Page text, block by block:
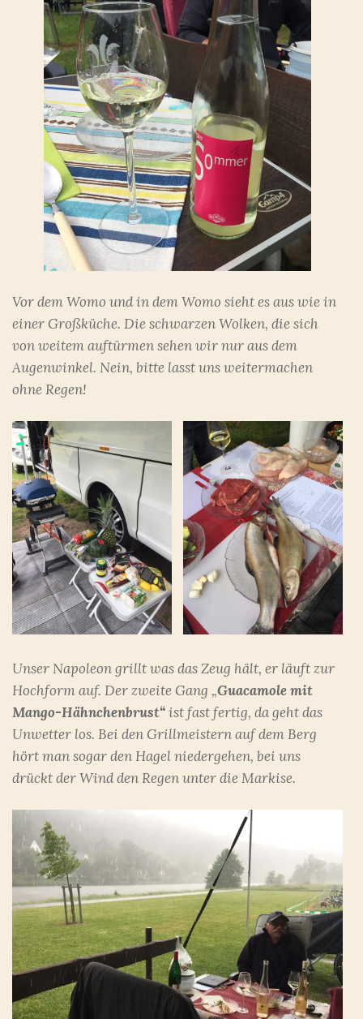
Vor dem Womo und in dem Womo sieht es aus wie in
einer Großküche. Die schwarzen Wolken, die sich
von weitem auftürmen sehen wir nur aus dem
Augenwinkel. Nein, bitte lasst uns weitermachen
ohne Regen!
Unser Napoleon grillt was das Zeug hält, er läuft zur
Hochform auf. Der zweite Gang „Guacamole mit
Mango-Hähnchenbrust“ist fast fertig, da geht das
Unwetter los. Bei den Grillmeistern auf dem Berg
hört man sogar den Hagel niedergehen, bei uns
drückt der Wind den Regen unter die Markise.